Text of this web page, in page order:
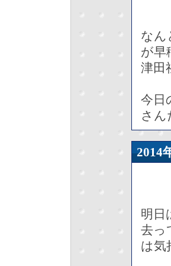
なん
が早
津田
今日
さん
明日
去っ
は気